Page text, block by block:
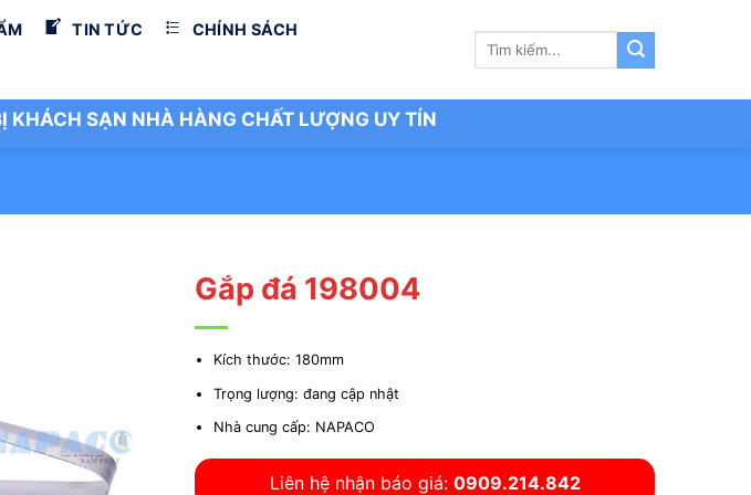
TIN TỨC CHÍNH SÁCH
Tìm
KHÁCH SẠN NHÀ HÀNG CHẤT LƯỢNG UY TÍN
Gắp đá 198004
Kích thước: 180mm
Trọng lượng: đang cập nhật
Nhà cung cấp: NAPACO
Liên hệ nhận báo giá: 0909.214.842